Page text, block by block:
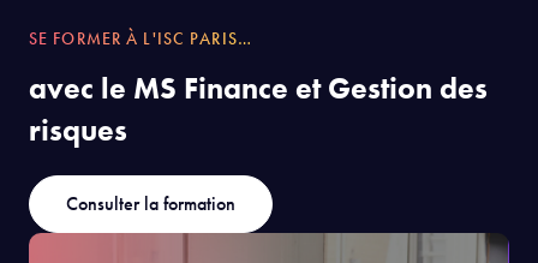
SE FORMER À L'ISC PARIS…
avec le MS Finance et Gestion des
risques
Consulter la formation